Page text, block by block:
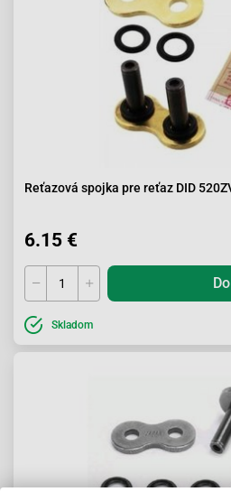
Reťazová spojka pre reťaz DID
6.15 €
Skladom